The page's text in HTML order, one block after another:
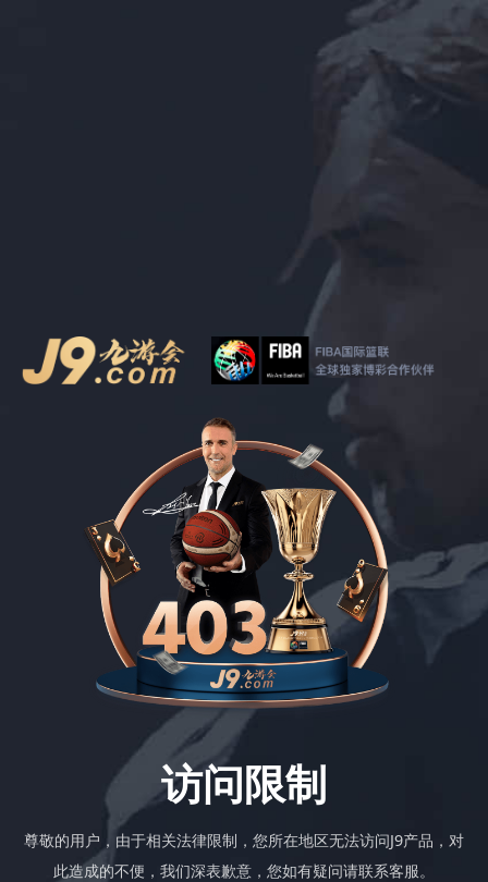
访问限制
尊敬的用户，由于相关法律限制，您所在地区无法访问J9产品，对
此造成的不便，我们深表歉意，您如有疑问请联系客服。